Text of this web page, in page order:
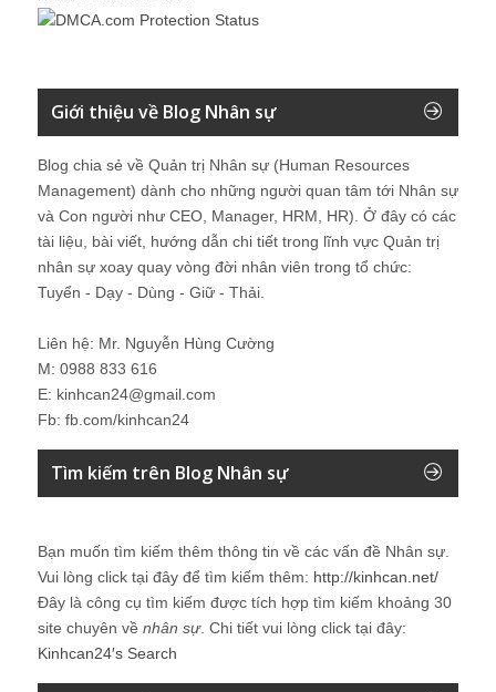
Giới thiệu về Blog Nhân sự
Blog chia sẻ về Quản trị Nhân sự (Human Resources
Management) dành cho những người quan tâm tới Nhân sự
và Con người như CEO, Manager, HRM, HR). Ở đây có các
tài liệu, bài viết, hướng dẫn chi tiết trong lĩnh vực Quản trị
nhân sự xoay quay vòng đời nhân viên trong tổ chức:
Tuyển - Dạy - Dùng - Giữ - Thải.
Liên hệ: Mr. Nguyễn Hùng Cường
M: 0988 833 616
E: kinhcan24@gmail.com
Fb: fb.com/kinhcan24
Tìm kiếm trên Blog Nhân sự
Bạn muốn tìm kiếm thêm thông tin về các vấn đề Nhân sự
Vui lòng click tại đây để tìm kiếm thêm: http://kinhcan.net/
Đây là công cụ tìm kiếm được tích hợp tìm kiếm khoảng 30
site chuyên về nhân sự. Chi tiết vui lòng click tại đây:
Kinhcan24′s Search